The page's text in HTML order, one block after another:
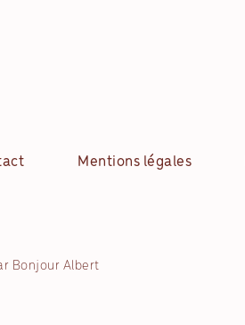
Mentions légales
Bonjour Albert